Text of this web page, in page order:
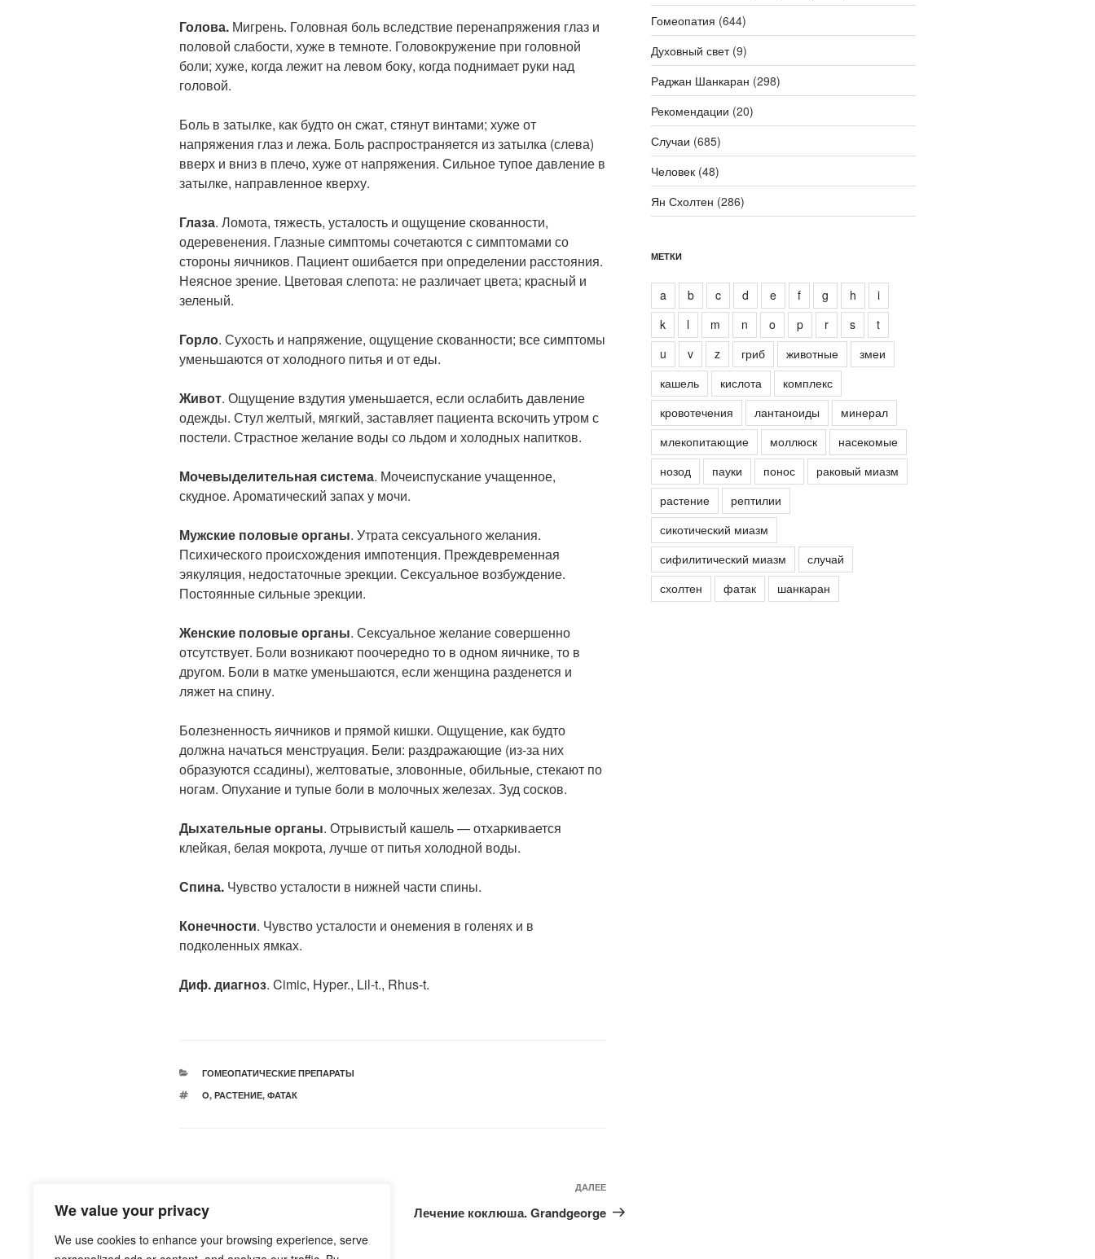
We value your privacy
We use cookies to enhance your browsing experience, serve
Голова. Мигрень. Головная боль вследствие перенапряжения глаз и
половой слабости, хуже в темноте. Головокружение при головной
боли; хуже, когда лежит на левом боку, когда поднимает руки над
головой.
Боль в затылке, как будто он сжат, стянут винтами; хуже от
напряжения глаз и лежа. Боль распространяется из затылка (слева)
вверх и вниз в плечо, хуже от напряжения. Сильное тупое давление в
затылке, направленное кверху.
Глаза. Ломота, тяжесть, усталость и ощущение скованности,
одеревенения. Глазные симптомы сочетаются с симптомами со
стороны яичников. Пациент ошибается при определении расстояния.
Неясное зрение. Цветовая слепота: не различает цвета; красный и
зеленый.
Горло. Сухость и напряжение, ощущение скованности; все симптомы
уменьшаются от холодного питья и от еды.
Живот. Ощущение вздутия уменьшается, если ослабить давление
одежды. Стул желтый, мягкий, заставляет пациента вскочить утром с
постели. Страстное желание воды со льдом и холодных напитков.
Мочевыделительная система. Мочеиспускание учащенное,
скудное. Ароматический запах у мочи.
Мужские половые органы. Утрата сексуального желания.
Психического происхождения импотенция. Преждевременная
эякуляция, недостаточные эрекции. Сексуальное возбуждение.
Постоянные сильные эрекции.
Женские половые органы. Сексуальное желание совершенно
отсутствует. Боли возникают поочередно то в одном яичнике, то в
другом. Боли в матке уменьшаются, если женщина разденется и
ляжет на спину.
Болезненность яичников и прямой кишки. Ощущение, как будто
должна начаться менструация. Бели: раздражающие (из-за них
образуются ссадины), желтоватые, зловонные, обильные, стекают по
ногам. Опухание и тупые боли в молочных железах. Зуд сосков.
Дыхательные органы. Отрывистый кашель — отхаркивается
клейкая, белая мокрота, лучше от питья холодной воды.
Спина. Чувство усталости в нижней части спины.
Конечности. Чувство усталости и онемения в голенях и в
подколенных ямках.
Диф. диагноз. Cimic, Hyper., Lil-t., Rhus-t.
РУБРИКИ
ГОМЕОПАТИЧЕСКИЕ ПРЕПАРАТЫ
МЕТКИ
O, РАСТЕНИЕ, ФАТАК
по
записям
запись:
Influenzinum (Clarke)
Следующая
запись
ДАЛЕЕ
Лечение коклюша. Grandgeorge
Гомеопатия (644)
Духовный свет(9)
Раджан Шанкаран (298)
Рекомендации (20)
Случаи (685)
Человек(48)
Ян Схолтен (286)
МЕТКИ
a b c d e f g h
i
k
l m n o p r s
t
u
v z гриб животные
змеи
кашель
кислота
комплекс
кровотечения
лантаноиды
минерал
млекопитающие
моллюск
насекомые
нозод
пауки понос
раковый миазм
растение
рептилии
сикотический миазм
сифилитический миазм
случай
схолтен
фатак шанкаран